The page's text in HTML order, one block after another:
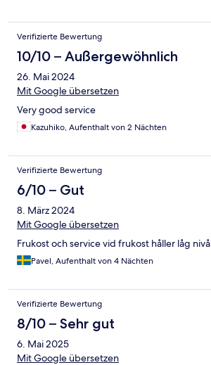
Verifizierte Bewertung
10/10 – Außergewöhnlich
26. Mai 2024
Mit Google übersetzen
Very good service
Kazuhiko, Aufenthalt von 2 Nächten
Verifizierte Bewertung
6/10 – Gut
8. März 2024
Mit Google übersetzen
Frukost och service vid frukost håller låg nivå
Pavel, Aufenthalt von 4 Nächten
Verifizierte Bewertung
8/10 – Sehr gut
6. Mai 2025
Mit Google übersetzen